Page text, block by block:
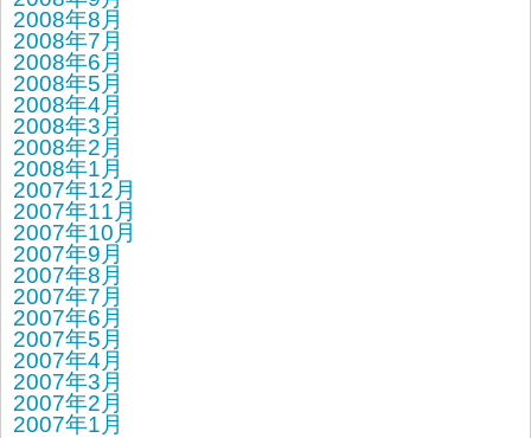
2008年8月
2008年7月
2008年6月
2008年5月
2008年4月
2008年3月
2008年2月
2008年1月
2007年12月
2007年11月
2007年10月
2007年9月
2007年8月
2007年7月
2007年6月
2007年5月
2007年4月
2007年3月
2007年2月
2007年1月